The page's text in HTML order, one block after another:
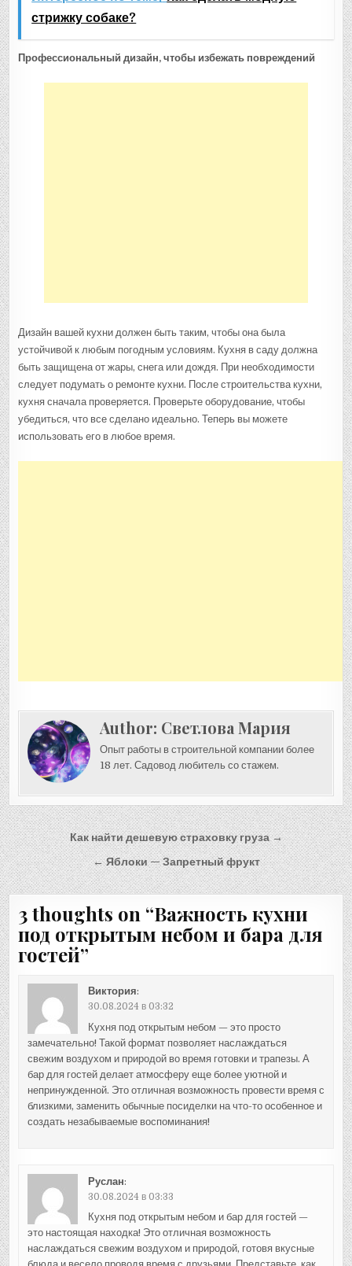
стрижку собаке?
Профессиональный дизайн, чтобы избежать повреждений
Дизайн вашей кухни должен быть таким, чтобы она была
устойчивой к любым погодным условиям. Кухня в саду должна
быть защищена от жары, снега или дождя. При необходимости
следует подумать о ремонте кухни. После строительства кухни,
кухня сначала проверяется. Проверьте оборудование, чтобы
убедиться, что все сделано идеально. Теперь вы можете
использовать его в любое время.
Author: Светлова Мария
Опыт работы в строительной компании более
18 лет. Садовод любитель со стажем.
Навигация
по
записям
Как найти дешевую страховку груза →
← Яблоки — Запретный фрукт
3 thoughts on “Важность кухни
под открытым небом и бара для
гостей”
Виктория:
30.08.2024 в 03:32
Кухня под открытым небом — это просто
замечательно! Такой формат позволяет наслаждаться
свежим воздухом и природой во время готовки и трапезы. А
бар для гостей делает атмосферу еще более уютной и
непринужденной. Это отличная возможность провести время с
близкими, заменить обычные посиделки на что-то особенное и
создать незабываемые воспоминания!
Руслан:
30.08.2024 в 03:33
Кухня под открытым небом и бар для гостей —
это настоящая находка! Это отличная возможность
наслаждаться свежим воздухом и природой, готовя вкусные